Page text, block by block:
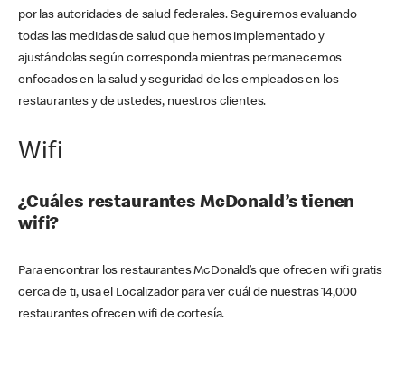
por las autoridades de salud federales. Seguiremos evaluando
todas las medidas de salud que hemos implementado y
ajustándolas según corresponda mientras permanecemos
enfocados en la salud y seguridad de los empleados en los
restaurantes y de ustedes, nuestros clientes.
Wifi
¿Cuáles restaurantes McDonald’s tienen
wifi?
Para encontrar los restaurantes McDonald’s que ofrecen wifi gratis
cerca de ti, usa el Localizador para ver cuál de nuestras 14,000
restaurantes ofrecen wifi de cortesía.